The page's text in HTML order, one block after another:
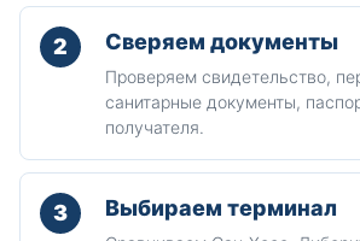
2 Сверяем документы
Проверяем свидетельство,
санитарные документы,
получателя.
3 Выбираем терминал